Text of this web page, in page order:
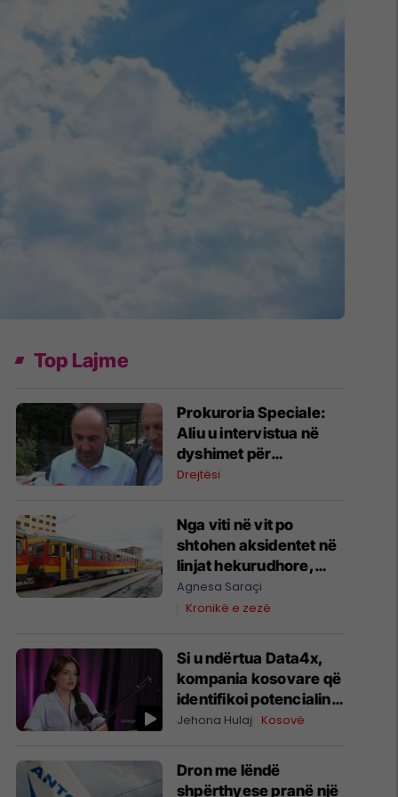
Top Lajme
Prokuroria Speciale:
Aliu u intervistua në
dyshimet për
keqpërdorim të
Drejtësi
Nga viti në vit po
shtohen aksidentet në
linjat hekurudhore,
kërkohen masa
urgjente për sigurinë
Agnesa Saraçi
Kronikë e zezë
Si u ndërtua Data4x,
kompania kosovare që
identifikoi potencialin
prej 1 miliard eurosh
Jehona Hulaj Kosovë
Dron me lëndë
shpërthyese pranë një